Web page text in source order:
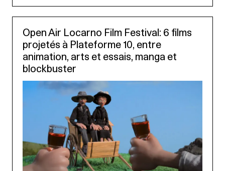
Open Air Locarno Film Festival: 6 films
projetés à Plateforme 10, entre
animation, arts et essais, manga et
blockbuster